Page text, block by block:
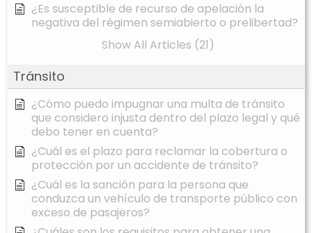
¿Es susceptible de recurso de apelación la
negativa del régimen semiabierto o prelibertad?
Show All Articles (21)
Tránsito
¿Cómo puedo impugnar una multa de tránsito
que considero injusta dentro del plazo legal y qué
debo tener en cuenta?
¿Cuál es el plazo para reclamar la cobertura o
protección por un accidente de tránsito?
¿Cuál es la sanción para la persona que
conduzca un vehículo de transporte público con
exceso de pasajeros?